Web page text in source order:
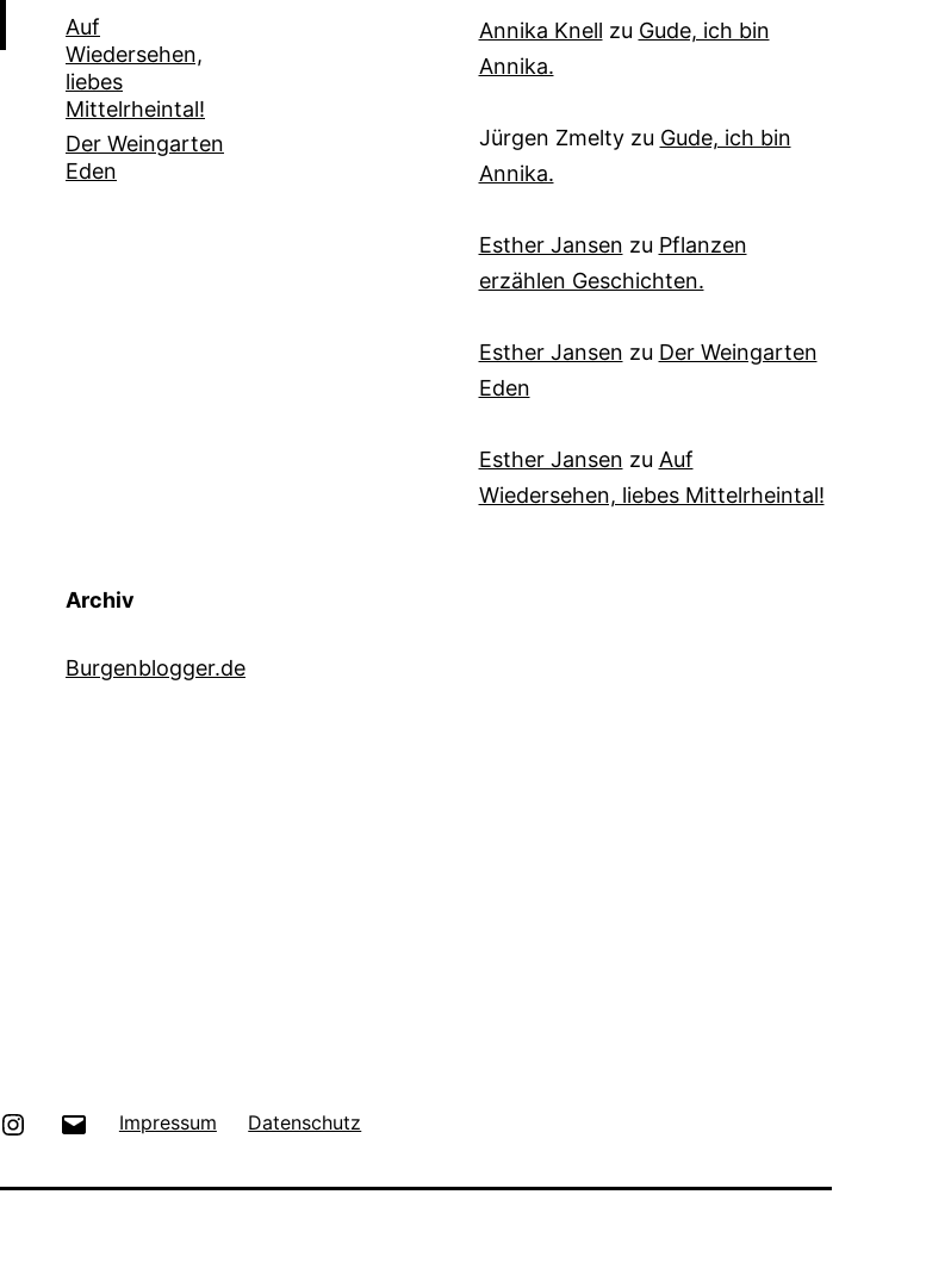
Auf
Wiedersehen,
liebes
Mittelrheintal!
Der Weingarten
Eden
Annika Knell zu Gude, ich bin
Annika.
Jürgen Zmeltyzu Gude, ich bin
Annika.
Esther Jansen zu Pflanzen
erzählen Geschichten.
Esther Jansen zu Der Weingarten
Eden
Esther Jansen zu Auf
Wiedersehen, liebes Mittelrheintal!
Archiv
Burgenblogger.de
Instagram Impressum Datenschutz